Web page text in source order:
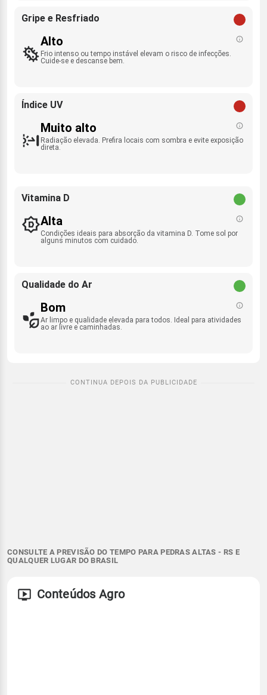
Gripe e Resfriado
Alto
Frio intenso ou tempo instável elevam o risco de infecções.
Cuide-se e descanse bem.
Índice UV
Muito alto
Radiação elevada. Prefira locais com sombra e evite exposição
direta.
Vitamina D
Alta
Condições ideais para absorção da vitamina D. Tome sol por
alguns minutos com cuidado.
Qualidade do Ar
Bom
Ar limpo e qualidade elevada para todos. Ideal para atividades
ao ar livre e caminhadas.
CONSULTE A PREVISÃO DO TEMPO PARA PEDRAS ALTAS - RS E
QUALQUER LUGAR DO BRASIL
Conteúdos Agro